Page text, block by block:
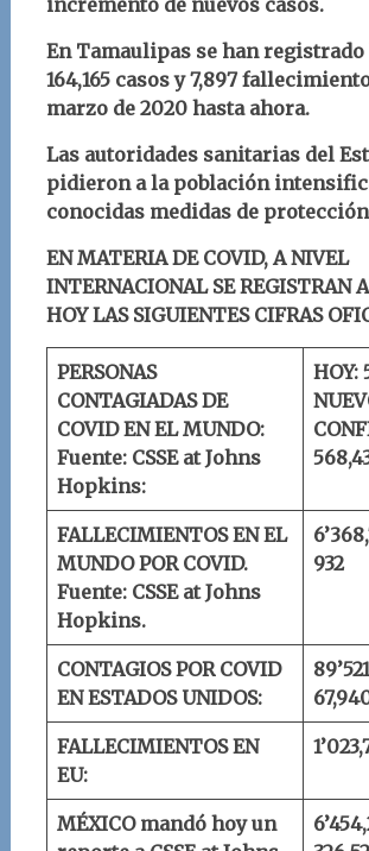
En Tamaulipas se han registrado
164,165 casos y 7,897
marzo de 2020 hasta ahora.
Las autoridades sanitarias del
pidieron a la población
conocidas medidas de
EN MATERIA DE COVID, A NIVEL
INTERNACIONAL SE REGISTRAN
HOY LAS SIGUIENTES CIFRAS
PERSONAS
CONTAGIADAS DE
COVID EN EL MUNDO:
Fuente: CSSE at Johns
Hopkins:
HOY:
FALLECIMIENTOS EN EL
MUNDO POR COVID.
Fuente: CSSE at Johns
Hopkins.
932
CONTAGIOS POR COVID
EN ESTADOS UNIDOS:
FALLECIMIENTOS EN
EU:
MÉXICO mandó hoy un